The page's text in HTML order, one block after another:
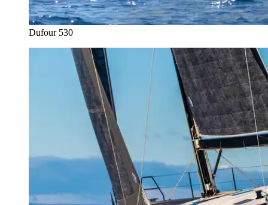
Dufour 530